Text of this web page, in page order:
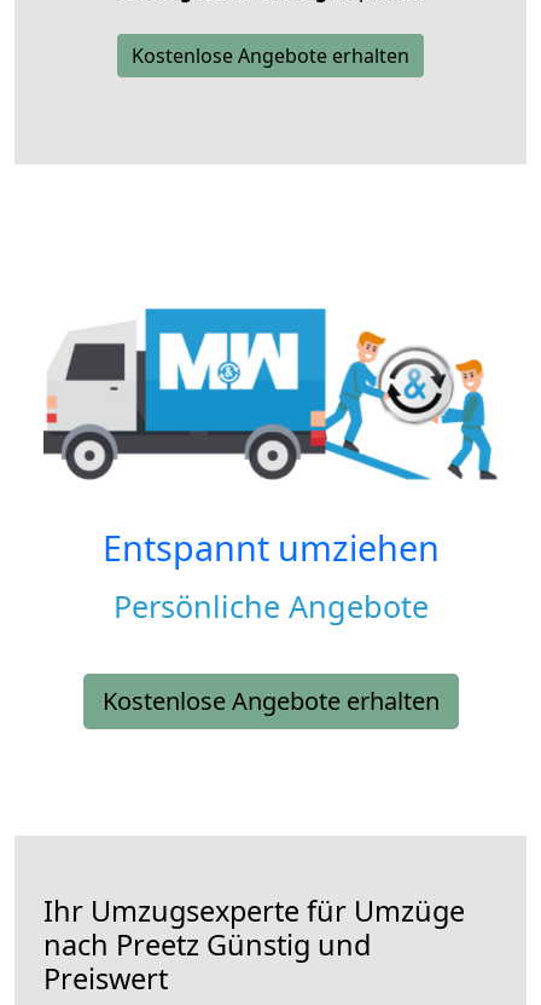
Kostenlose Angebote erhalten
Entspannt umziehen
Persönliche Angebote
Kostenlose Angebote erhalten
Ihr Umzugsexperte für Umzüge
nach Preetz Günstig und
Preiswert